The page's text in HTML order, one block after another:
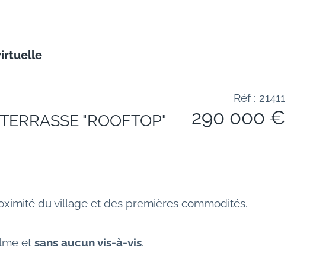
"ROOFTOP"
Réf : 21411
290 000 €
du village et des premières commodités.
et sans aucun vis-à-vis.